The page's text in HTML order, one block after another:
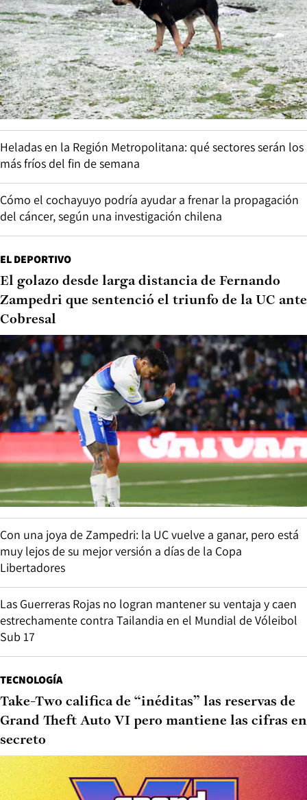
Heladas en la Región Metropolitana: qué sectores serán los
más fríos del fin de semana
Cómo el cochayuyo podría ayudar a frenar la propagación
del cáncer, según una investigación chilena
EL DEPORTIVO
El golazo desde larga distancia de Fernando
Zampedri que sentenció el triunfo de la UC ante
Cobresal
Con una joya de Zampedri: la UC vuelve a ganar, pero está
muy lejos de su mejor versión a días de la Copa
Libertadores
Las Guerreras Rojas no logran mantener su ventaja y caen
estrechamente contra Tailandia en el Mundial de Vóleibol
Sub 17
TECNOLOGÍA
Take-Two califica de “inéditas” las reservas de
Grand Theft Auto VI pero mantiene las cifras en
secreto